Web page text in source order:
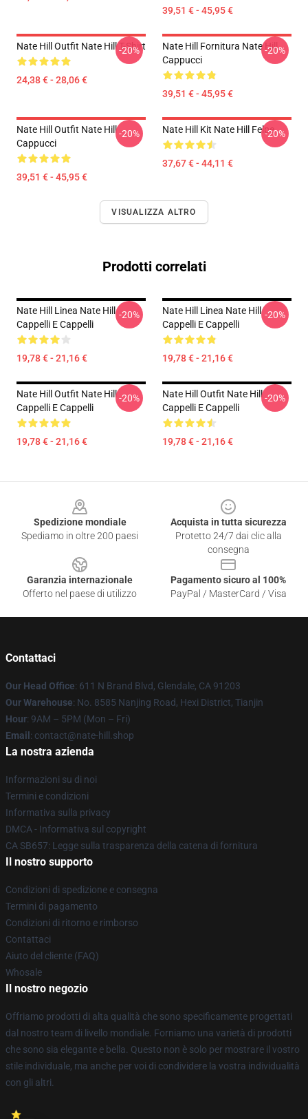
39,51 € - 45,95 €
Nate Hill Outfit Nate Hill T-Shirt
24,38 € - 28,06 €
-20%
Nate Hill Fornitura Nate Hill
Cappucci
39,51 € - 45,95 €
-20%
Nate Hill Outfit Nate Hill
Cappucci
39,51 € - 45,95 €
-20% Nate Hill Kit Nate Hill Felpe
37,67 € - 44,11 €
-20%
VISUALIZZA ALTRO
Prodotti correlati
Nate Hill Linea Nate Hill
Cappelli E Cappelli
19,78 € - 21,16 €
-20%
Nate Hill Linea Nate Hill
Cappelli E Cappelli
19,78 € - 21,16 €
-20%
Nate Hill Outfit Nate Hill
Cappelli E Cappelli
19,78 € - 21,16 €
-20%
Nate Hill Outfit Nate Hill
Cappelli E Cappelli
19,78 € - 21,16 €
-20%
Spedizione mondiale
Spediamo in oltre 200 paesi
Acquista in tutta sicurezza
Protetto 24/7 dai clic alla
consegna
Garanzia internazionale
Offerto nel paese di utilizzo
Pagamento sicuro al 100%
PayPal / MasterCard / Visa
Contattaci
Our Head Office: 611 N Brand Blvd, Glendale, CA 91203
Our Warehouse: No. 8585 Nanjing Road, Hexi District, Tianjin
Hour: 9AM – 5PM (Mon – Fri)
Email : contact@nate-hill.shop
La nostra azienda
Informazioni su di noi
Termini e condizioni
Informativa sulla privacy
DMCA - Informativa sul copyright
CA SB657: Legge sulla trasparenza della catena di fornitura
Il nostro supporto
Condizioni di spedizione e consegna
Termini di pagamento
Condizioni di ritorno e rimborso
Contattaci
Aiuto del cliente (FAQ)
Whosale
Il nostro negozio
Offriamo prodotti di alta qualità che sono specificamente progettati
dal nostro team di livello mondiale. Forniamo una varietà di prodotti
che sono sia elegante e bella. Questo non è solo per mostrare il vostro
stile individuale, ma anche per voi di condividere la vostra individualità
con gli altri.